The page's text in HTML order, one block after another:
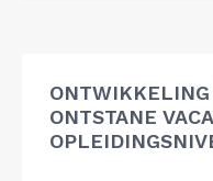
ONTSTANE